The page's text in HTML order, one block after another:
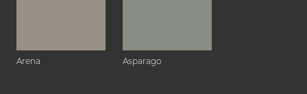
Arena Asparago